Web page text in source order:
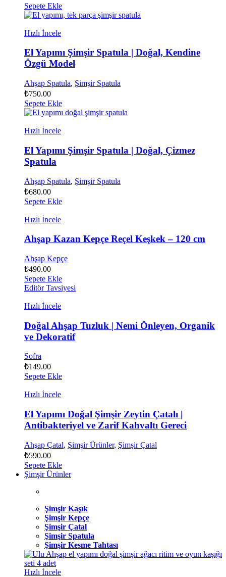
Sepete Ekle
Hızlı İncele
El Yapımı Şimşir Spatula | Doğal, Kendine
Özgü Model
Ahşap Spatula, Şimşir Spatula
₺750.00
Sepete Ekle
Hızlı İncele
El Yapımı Şimşir Spatula | Doğal, Çizmez
Spatula
Ahşap Spatula, Şimşir Spatula
₺680.00
Sepete Ekle
Hızlı İncele
Ahşap Kazan Kepçe Reçel Keşkek – 120 cm
Ahşap Kepçe
₺490.00
Sepete Ekle
Editör Tavsiyesi
Hızlı İncele
Doğal Ahşap Tuzluk | Nemi Önleyen, Organik
ve Dekoratif
Sofra
₺149.00
Sepete Ekle
Hızlı İncele
El Yapımı Doğal Şimşir Zeytin Çatalı |
Antibakteriyel ve Zarif Kahvaltı Gereci
Ahşap Çatal, Şimşir Ürünler, Şimşir Çatal
₺590.00
Sepete Ekle
Şimşir Ürünler
Şimşir Kaşık
Şimşir Kepçe
Şimşir Çatal
Şimşir Spatula
Şimşir Kesme Tahtası
Hızlı İncele